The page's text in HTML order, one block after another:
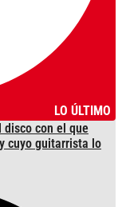
LO ÚLTIMO
disco con el que
cuyo guitarrista lo